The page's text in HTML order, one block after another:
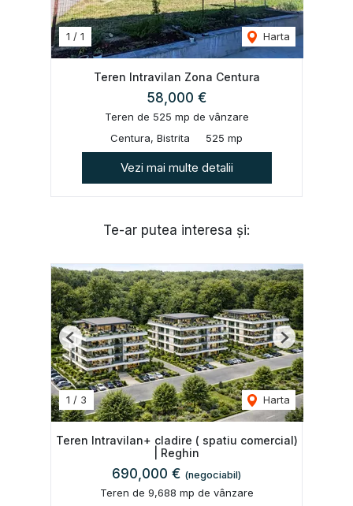
1 / 1 Harta
Teren Intravilan Zona Centura
58,000 €
Teren de 525 mp de vânzare
Centura, Bistrita
525 mp
Vezi mai multe detalii
Te-ar putea interesa și:
1 / 3 Harta
Previous Next
Teren Intravilan+ cladire ( spatiu comercial)
| Reghin
690,000 € (negociabil)
Teren de 9,688 mp de vânzare